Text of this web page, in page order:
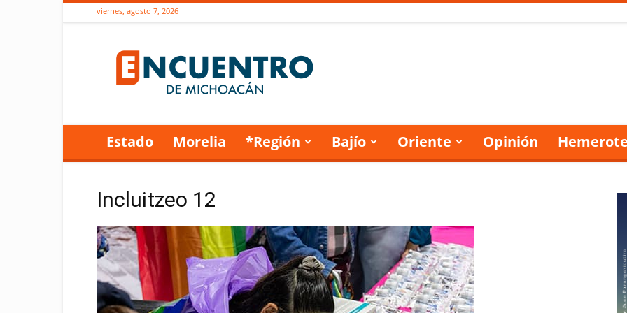
viernes, agosto 7, 2026
de
Michoacán
Estado Morelia *Región Bajío Oriente Opinión
Incluitzeo 12